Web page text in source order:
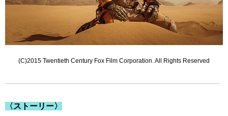
(C)2015 Twentieth Century Fox Film Corporation. All Rights Reserved
〈ストーリー〉